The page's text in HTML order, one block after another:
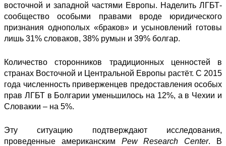
восточной и западной частями Европы. Наделить ЛГБТ-
сообщество особыми правами вроде юридического
признания однополых «браков» и усыновлений готовы
лишь 31% словаков, 38% румын и 39% болгар.
Количество сторонников традиционных ценностей в
странах Восточной и Центральной Европы растёт. С 2015
года численность приверженцев предоставления особых
прав ЛГБТ в Болгарии уменьшилось на 12%, а в Чехии и
Словакии – на 5%.
Эту ситуацию подтверждают исследования,
проведенные американским Pew Research Center. В